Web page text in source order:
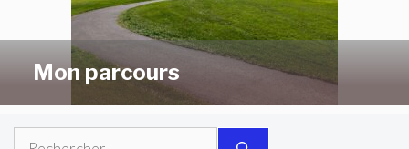
Mon parcours
Rechercher :